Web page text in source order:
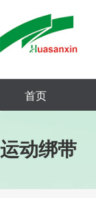
首页
运动绑带